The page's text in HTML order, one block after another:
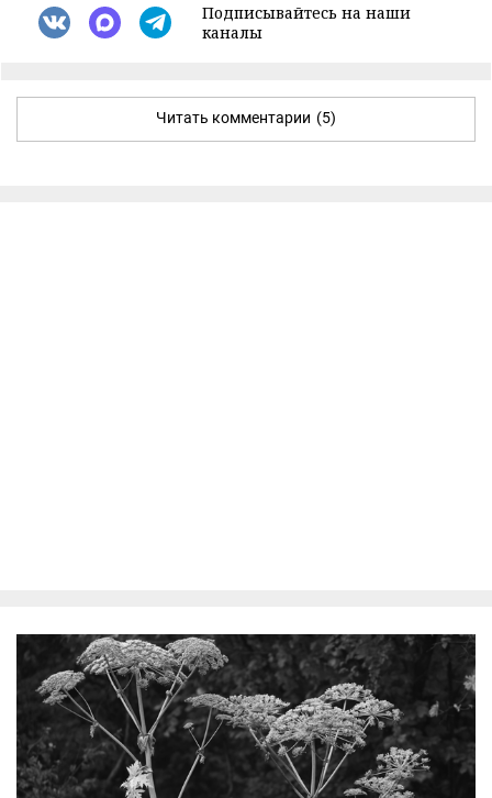
Подписывайтесь на наши
каналы
Читать комментарии (5)